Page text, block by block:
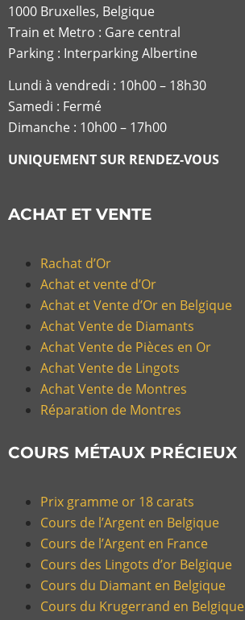
1000 Bruxelles, Belgique
Train et Metro : Gare central
Parking : Interparking Albertine
Lundi à vendredi : 10h00 – 18h30
Samedi : Fermé
Dimanche : 10h00 – 17h00
UNIQUEMENT SUR RENDEZ-VOUS
ACHAT ET VENTE
Rachat d’Or
Achat et vente d’Or
Achat et Vente d’Or en Belgique
Achat Vente de Diamants
Achat Vente de Pièces en Or
Achat Vente de Lingots
Achat Vente de Montres
Réparation de Montres
COURS MÉTAUX PRÉCIEUX
Prix gramme or 18 carats
Cours de l’Argent en Belgique
Cours de l’Argent en France
Cours des Lingots d’or Belgique
Cours du Diamant en Belgique
Cours du Krugerrand en Belgique